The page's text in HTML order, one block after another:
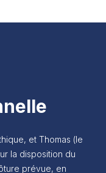
et Thomas (le
la disposition du
prévue, en